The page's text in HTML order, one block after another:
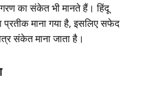
का संकेत भी मानते हैं। हिंदू
प्रतीक माना गया है, इसलिए सफेद
संकेत माना जाता है।